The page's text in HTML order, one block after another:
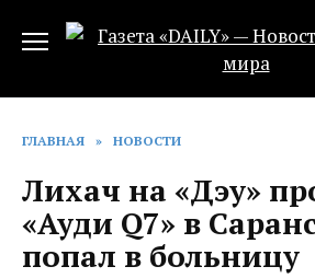
ГЛАВНАЯ » НОВОСТИ
Лихач на «Дэу»
«Ауди Q7» в
попал в больницу